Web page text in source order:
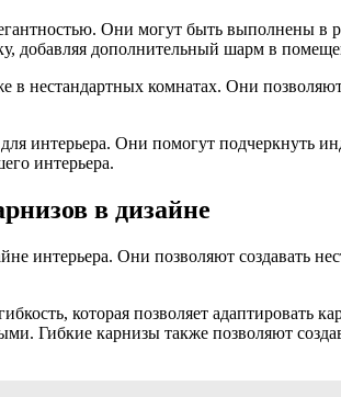
Они могут быть выполнены в
добавляя дополнительный шарм в
в нестандартных комнатах. Они
интерьера. Они помогут подчеркнуть
интерьера.
в дизайне
интерьера. Они позволяют создавать
которая позволяет
Гибкие карнизы также позволяют